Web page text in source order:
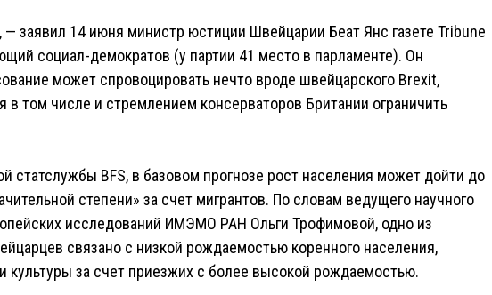
— заявил 14 июня министр юстиции Швейцарии Беат Янс газете Tribune
социал-демократов (у партии 41 место в парламенте). Он
может спровоцировать нечто вроде швейцарского Brexit,
в том числе и стремлением консерваторов Британии ограничить
статслужбы BFS, в базовом прогнозе рост населения может дойти до
степени» за счет мигрантов. По словам ведущего научного
исследований ИМЭМО РАН Ольги Трофимовой, одно из
связано с низкой рождаемостью коренного населения,
культуры за счет приезжих с более высокой рождаемостью.